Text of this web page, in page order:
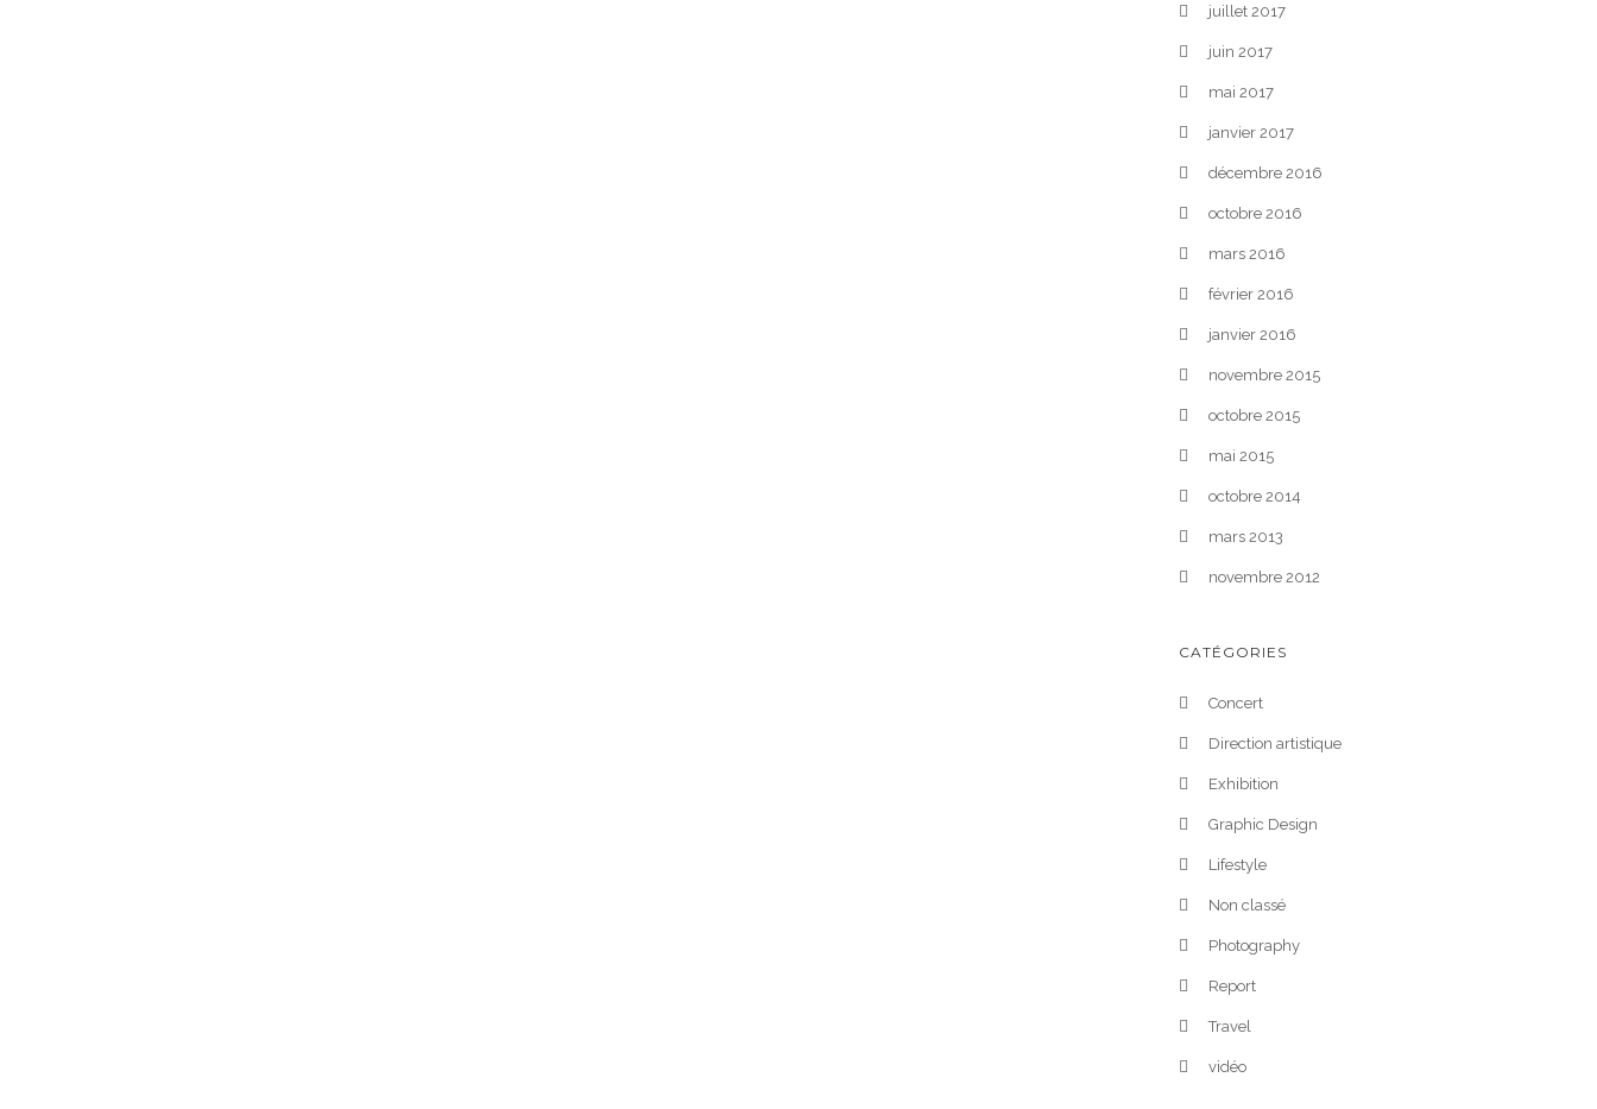
juillet 2017
juin 2017
mai 2017
janvier 2017
décembre 2016
octobre 2016
mars 2016
février 2016
janvier 2016
novembre 2015
octobre 2015
mai 2015
octobre 2014
mars 2013
novembre 2012
CATÉGORIES
Concert
Direction artistique
Exhibition
Graphic Design
Lifestyle
Non classé
Photography
Report
Travel
vidéo